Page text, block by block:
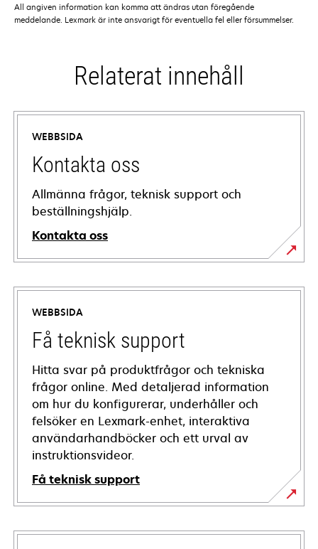
All angiven information kan komma att ändras utan föregående
meddelande. Lexmark är inte ansvarigt för eventuella fel eller försummelser.
Relaterat innehåll
WEBBSIDA
Kontakta oss
Allmänna frågor, teknisk support och
beställningshjälp.
Kontakta oss
WEBBSIDA
Få teknisk support
Hitta svar på produktfrågor och tekniska
frågor online. Med detaljerad information
om hur du konfigurerar, underhåller och
felsöker en Lexmark-enhet, interaktiva
användarhandböcker och ett urval av
instruktionsvideor.
Få teknisk support
opens
in